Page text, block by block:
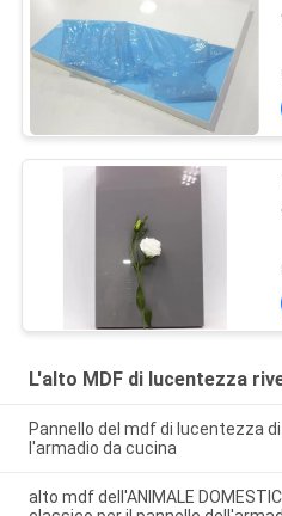
L'alto MDF di lucentezza
Pannello del mdf di lucentezza
l'armadio da cucina
alto mdf dell'ANIMALE